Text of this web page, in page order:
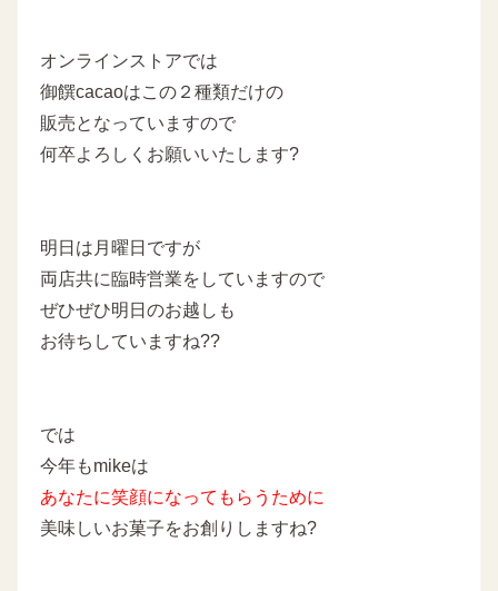
オンラインストアでは
御饌cacaoはこの２種類だけの
販売となっていますので
何卒よろしくお願いいたします?
明日は月曜日ですが
両店共に臨時営業をしていますので
ぜひぜひ明日のお越しも
お待ちしていますね??
では
今年もmikeは
あなたに笑顔になってもらうために
美味しいお菓子をお創りしますね?